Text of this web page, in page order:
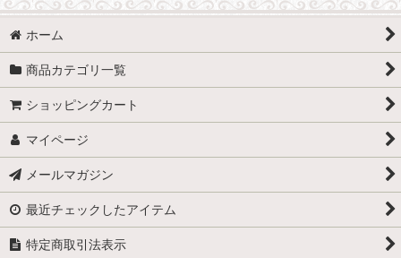
ホーム
商品カテゴリ一覧
ショッピングカート
マイページ
メールマガジン
最近チェックしたアイテム
特定商取引法表示